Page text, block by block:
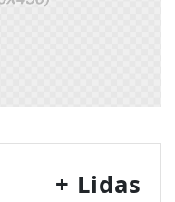
+ Lidas